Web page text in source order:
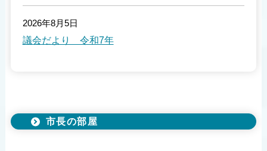
2026年8月5日
議会だより 令和7年
市長の部屋